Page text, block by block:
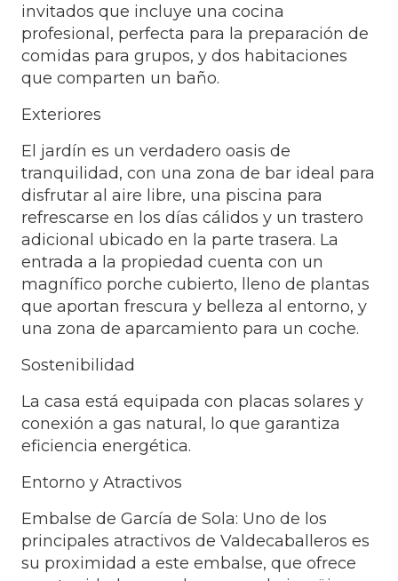
invitados que incluye una cocina
profesional, perfecta para la preparación de
comidas para grupos, y dos habitaciones
que comparten un baño.
Exteriores
El jardín es un verdadero oasis de
tranquilidad, con una zona de bar ideal para
disfrutar al aire libre, una piscina para
refrescarse en los días cálidos y un trastero
adicional ubicado en la parte trasera. La
entrada a la propiedad cuenta con un
magnífico porche cubierto, lleno de plantas
que aportan frescura y belleza al entorno, y
una zona de aparcamiento para un coche.
Sostenibilidad
La casa está equipada con placas solares y
conexión a gas natural, lo que garantiza
eficiencia energética.
Entorno y Atractivos
Embalse de García de Sola: Uno de los
principales atractivos de Valdecaballeros es
su proximidad a este embalse, que ofrece